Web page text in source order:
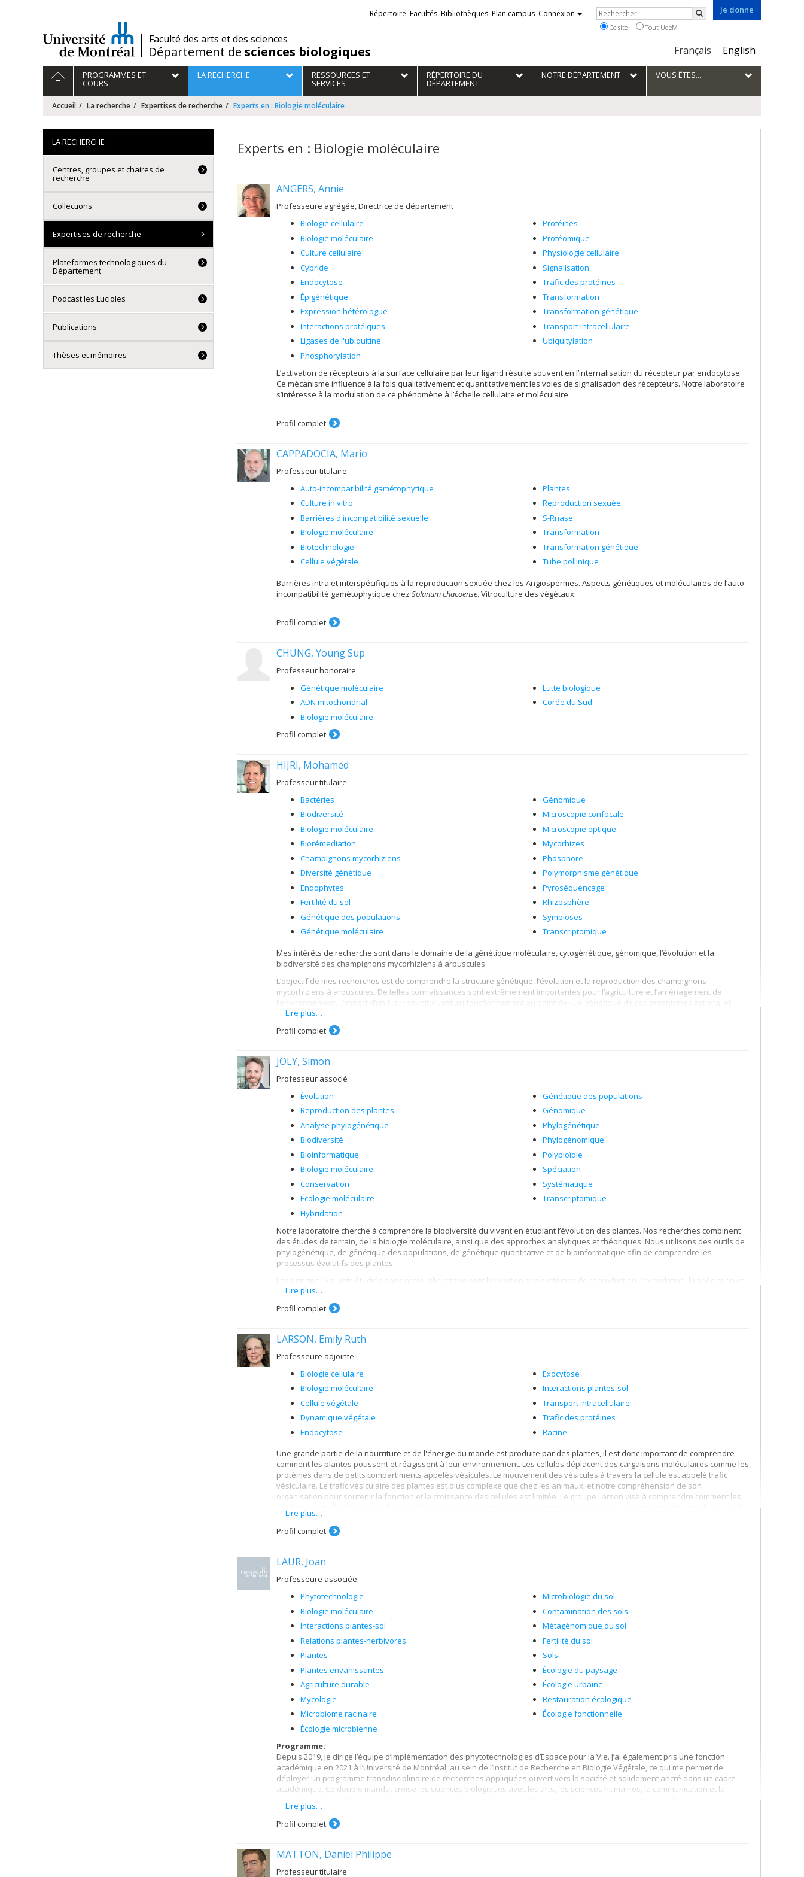
/Faculté des arts et des sciences
Département de sciences biologiques
Je donne
Choix
la
langue
Français English
Liens
externes
Répertoire Facultés Bibliothèques Plan campus Connexion Rechercher
Rechercher
Ce site Tout UdeM
Navigation
principale
ACCUEILPROGRAMMES ET
COURS
LA RECHERCHE RESSOURCES ET
SERVICES
RÉPERTOIRE DU
DÉPARTEMENT
NOTRE DÉPARTEMENT VOUS ÊTES...
Accueil La recherche Expertises de recherche Experts en : Biologie moléculaire
Experts en : Biologie moléculaire
ANGERS, Annie
Professeure agrégée, Directrice de département
Biologie cellulaire
Biologie moléculaire
Culture cellulaire
Cybride
Endocytose
Épigénétique
Expression hétérologue
Interactions protéiques
Ligases de l'ubiquitine
Phosphorylation
Protéines
Protéomique
Physiologie cellulaire
Signalisation
Trafic des protéines
Transformation
Transformation génétique
Transport intracellulaire
Ubiquitylation
L’activation de récepteurs à la surface cellulaire par leur ligand résulte souvent en l’internalisation du récepteur par endocytose.
Ce mécanisme influence à la fois qualitativement et quantitativement les voies de signalisation des récepteurs. Notre laboratoire
s’intéresse à la modulation de ce phénomène à l’échelle cellulaire et moléculaire.
Profil complet
CAPPADOCIA, Mario
Professeur titulaire
Auto-incompatibilité gamétophytique
Culture in vitro
Barrières d'incompatibilité sexuelle
Biologie moléculaire
Biotechnologie
Cellule végétale
Plantes
Reproduction sexuée
S-Rnase
Transformation
Transformation génétique
Tube pollinique
Barrières intra et interspécifiques à la reproduction sexuée chez les Angiospermes. Aspects génétiques et moléculaires de l’auto-
incompatibilité gamétophytique chez Solanum chacoense. Vitroculture des végétaux.
Profil complet
CHUNG, Young Sup
Professeur honoraire
Génétique moléculaire
ADN mitochondrial
Biologie moléculaire
Lutte biologique
Corée du Sud
Profil complet
HIJRI, Mohamed
Professeur titulaire
Bactéries
Biodiversité
Biologie moléculaire
Biorémediation
Champignons mycorhiziens
Diversité génétique
Endophytes
Fertilité du sol
Génétique des populations
Génétique moléculaire
Génomique
Microscopie confocale
Microscopie optique
Mycorhizes
Phosphore
Polymorphisme génétique
Pyroséquençage
Rhizosphère
Symbioses
Transcriptomique
Mes intérêts de recherche sont dans le domaine de la génétique moléculaire, cytogénétique, génomique, l’évolution et la
biodiversité des champignons mycorhiziens à arbuscules.
L’objectif de mes recherches est de comprendre la structure génétique, l’évolution et la reproduction des champignons
mycorhiziens à arbuscules. De telles connaissances sont extrêmement importantes pour l’agriculture et l’aménagement de
l’environnement. L’impact d’un futur savoir quant au fonctionnement au point de vue génétique de ces organismes est vital et
nécessaire à la compréhension de leur rôle primordial dans la nature.
Lire plus…
Profil complet
JOLY, Simon
Professeur associé
Évolution
Reproduction des plantes
Analyse phylogénétique
Biodiversité
Bioinformatique
Biologie moléculaire
Conservation
Écologie moléculaire
Hybridation
Génétique des populations
Génomique
Phylogénétique
Phylogénomique
Polyploïdie
Spéciation
Systématique
Transcriptomique
Notre laboratoire cherche à comprendre la biodiversité du vivant en étudiant l’évolution des plantes. Nos recherches combinent
des études de terrain, de la biologie moléculaire, ainsi que des approches analytiques et théoriques. Nous utilisons des outils de
phylogénétique, de génétique des populations, de génétique quantitative et de bioinformatique afin de comprendre les
processus évolutifs des plantes.
Les principaux sujets étudiés dans notre laboratoire sont l’évolution des systèmes de reproduction, l’hybridation, la spéciation et
la génétique des plantes.
Lire plus…
Profil complet
LARSON, Emily Ruth
Professeure adjointe
Biologie cellulaire
Biologie moléculaire
Cellule végétale
Dynamique végétale
Endocytose
Exocytose
Interactions plantes-sol
Transport intracellulaire
Trafic des protéines
Racine
Une grande partie de la nourriture et de l'énergie du monde est produite par des plantes, il est donc important de comprendre
comment les plantes poussent et réagissent à leur environnement. Les cellules déplacent des cargaisons moléculaires comme les
protéines dans de petits compartiments appelés vésicules. Le mouvement des vésicules à travers la cellule est appelé trafic
vésiculaire. Le trafic vésiculaire des plantes est plus complexe que chez les animaux, et notre compréhension de son
organisation pour soutenir la fonction et la croissance des cellules est limitée. Le groupe Larson vise à comprendre comment les
trafic lorsque différentes parties du système de livraison des vésicules sont perturbées ou en réponse à des stimuli externes.
Décrire comment différentes voies cellulaires s'influencent mutuellement permettra de construire une image plus holistique et
complète de la façon dont l'ensemble du système endomembranaire fonctionne ensemble pour soutenir la croissance des
Lire plus…
Profil complet
LAUR, Joan
Professeure associée
Phytotechnologie
Biologie moléculaire
Interactions plantes-sol
Relations plantes-herbivores
Plantes
Plantes envahissantes
Agriculture durable
Mycologie
Microbiome racinaire
Écologie microbienne
Microbiologie du sol
Contamination des sols
Métagénomique du sol
Fertilité du sol
Sols
Écologie du paysage
Écologie urbaine
Restauration écologique
Écologie fonctionnelle
Programme:
Depuis 2019, je dirige l’équipe d’implémentation des phytotechnologies d’Espace pour la Vie. J’ai également pris une fonction
académique en 2021 à l’Université de Montréal, au sein de l’Institut de Recherche en Biologie Végétale, ce qui me permet de
déployer un programme transdisciplinaire de recherches appliquées ouvert vers la société et solidement ancré dans un cadre
académique. Ce double mandat croise les sciences biologiques avec les arts, les sciences humaines, la communication et la
force d’innovation en (1.1) écotechnologie et en (1.2) agroécologie des territoires. Ce positionnement correspond pleinement à
mon statut académique particulier de professeure associée dont les sources de financement sont majoritairement orientées vers
les sciences appliquées, l’échange avec les acteurs sociétaux et l’intégration professionnelle des personnes diplômées chez nos
Théorie et méthodologie privilégiées:
Biologiste environnementale, je mobilise la physiologie moléculaire et les technologies omiques pour explorer les interactions
Lire plus…
Profil complet
MATTON, Daniel Philippe
Professeur titulaire
LA RECHERCHE
Centres, groupes et chaires de
recherche
Collections
Expertises de recherche
Plateformes technologiques du
Département
Podcast les Lucioles
Publications
Thèses et mémoires